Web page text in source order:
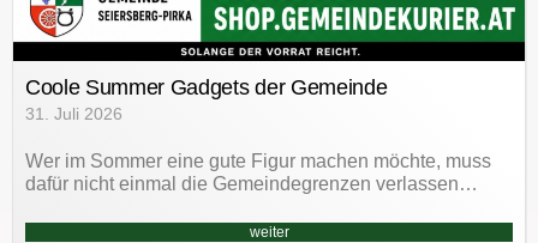
Coole Summer Gadgets der Gemeinde
31. Juli 2026
Wer im Sommer eine gute Figur machen möchte, muss
dafür nicht einmal die Gemeindegrenzen verlassen…
weiter